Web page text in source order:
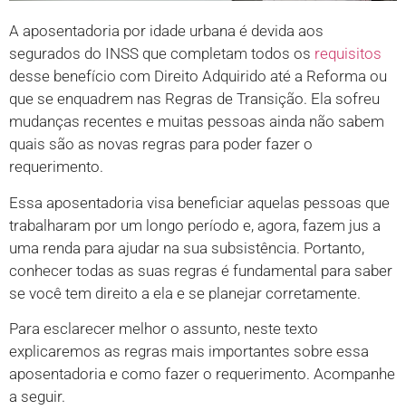
A aposentadoria por idade urbana é devida aos
segurados do INSS que completam todos os requisitos
desse benefício com Direito Adquirido até a Reforma ou
que se enquadrem nas Regras de Transição. Ela sofreu
mudanças recentes e muitas pessoas ainda não sabem
quais são as novas regras para poder fazer o
requerimento.
Essa aposentadoria visa beneficiar aquelas pessoas que
trabalharam por um longo período e, agora, fazem jus a
uma renda para ajudar na sua subsistência. Portanto,
conhecer todas as suas regras é fundamental para saber
se você tem direito a ela e se planejar corretamente.
Para esclarecer melhor o assunto, neste texto
explicaremos as regras mais importantes sobre essa
aposentadoria e como fazer o requerimento. Acompanhe
a seguir.